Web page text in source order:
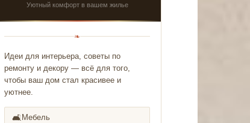
Уютный комфорт в вашем жилье
❧
Идеи для интерьера, советы по
ремонту и декору — всё для того,
чтобы ваш дом стал красивее и
уютнее.
🛋️ Мебель